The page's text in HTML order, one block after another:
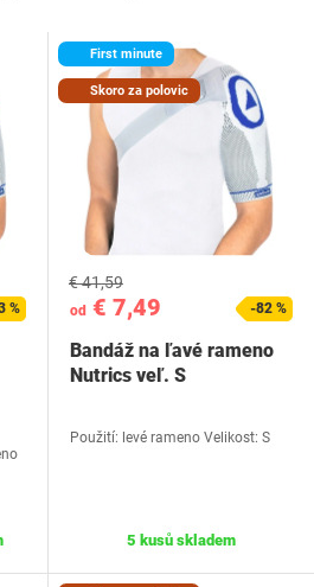
%
First minute
Skoro za polovic
od € 7,49
€ 41,59
-82 %
Bandáž na ľavé rameno
Nutrics veľ. S
Použití: levé rameno Velikost: S
5 kusů skladem